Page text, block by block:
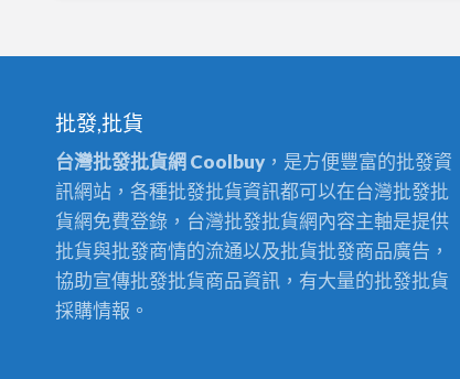
批發,批貨
台灣批發批貨網 Coolbuy ，是方便豐富的批發資
訊網站，各種批發批貨資訊都可以在台灣批發批
貨網免費登錄，台灣批發批貨網內容主軸是提供
批貨與批發商情的流通以及批貨批發商品廣告，
協助宣傳批發批貨商品資訊，有大量的批發批貨
採購情報。